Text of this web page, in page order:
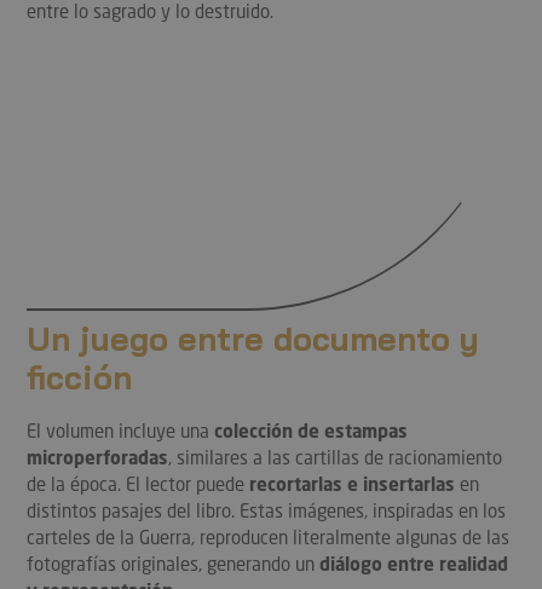
entre lo sagrado y lo destruido.
Un juego entre documento y
ficción
El volumen incluye una colección de estampas
microperforadas, similares a las cartillas de racionamiento
de la época. El lector puede recortarlas e insertarlas en
distintos pasajes del libro. Estas imágenes, inspiradas en los
carteles de la Guerra, reproducen literalmente algunas de las
fotografías originales, generando un diálogo entre realidad